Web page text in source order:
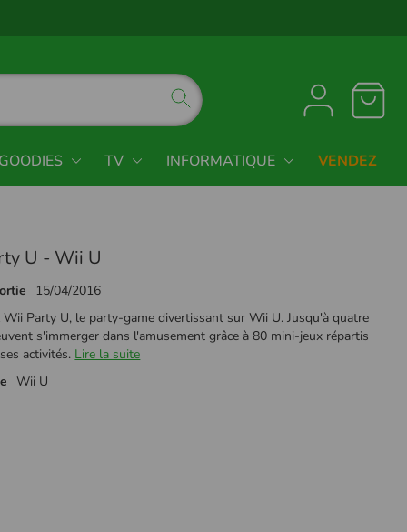
TV INFORMATIQUE VENDEZ
U - Wii U
15/04/2016
Wii Party U, le party-game divertissant sur Wii U. Jusqu'à quatre
s'immerger dans l'amusement grâce à 80 mini-jeux répartis
activités. Lire la suite
Wii U